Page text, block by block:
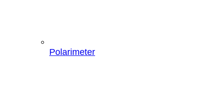
Polarimeter